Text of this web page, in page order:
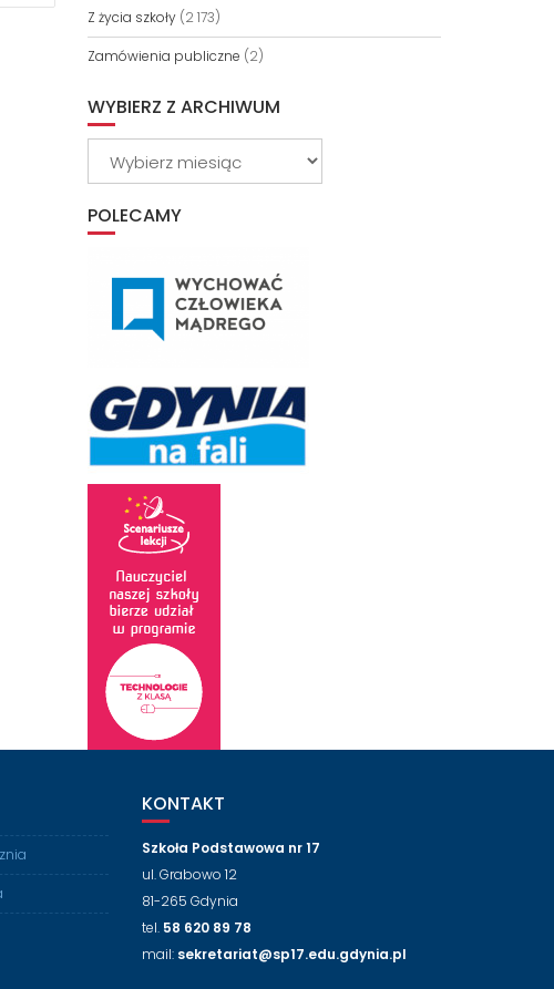
Z życia szkoły(2 173)
Zamówienia publiczne (2)
WYBIERZ Z ARCHIWUM
POLECAMY
KONTAKT
Szkoła Podstawowa nr 17
ul. Grabowo 12
81-265 Gdynia
tel. 58 620 89 78
mail: sekretariat@sp17.edu.gdynia.pl